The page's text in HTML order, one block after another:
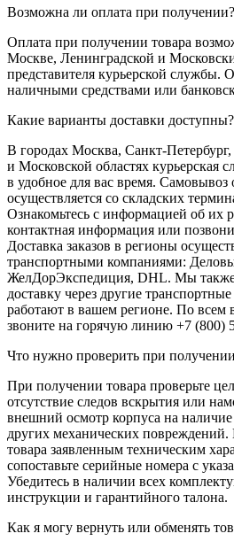
Возможна ли оплата при получении?
Оплата при получении товара
Москве, Ленинградской и
представителя курьерской службы.
наличными средствами или
Какие варианты доставки доступны?
В городах Москва, Санкт-
и Московской областях курьерская
в удобное для вас время. Самовывоз
осуществляется со складских
Ознакомьтесь с информацией об их
контактная информация или
Доставка заказов в регионы
транспортными компаниями:
ЖелДорЭкспедиция, DHL. Мы также
доставку через другие
работают в вашем регионе. По всем
звоните на горячую линию +7 (800)
Что нужно проверить при
При получении товара проверьте
отсутствие следов вскрытия или
внешний осмотр корпуса на
других механических повреждений.
товара заявленным техническим
сопоставьте серийные номера с
Убедитесь в наличии всех
инструкции и гарантийного талона.
Как я могу вернуть или обменять